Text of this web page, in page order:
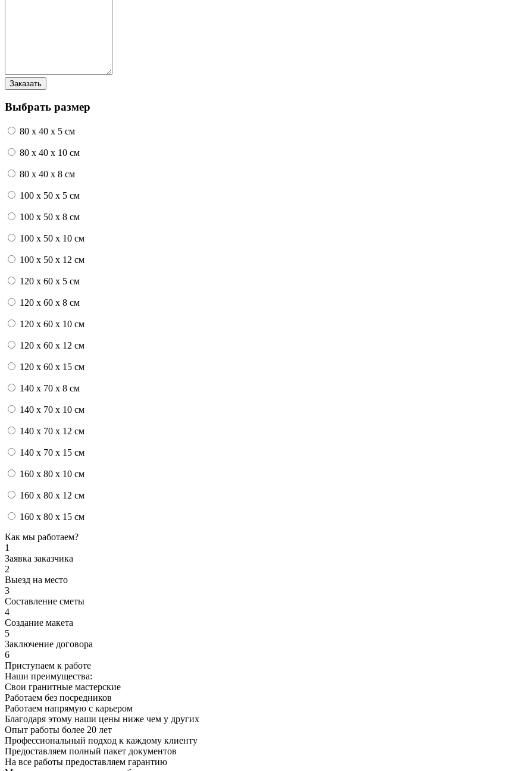
Выбрать размер
80 x 40 x 5 см
80 x 40 x 10 см
80 x 40 x 8 см
100 x 50 x 5 см
100 х 50 х 8 см
100 x 50 x 10 см
100 x 50 x 12 см
120 x 60 x 5 см
120 x 60 x 8 см
120 x 60 x 10 см
120 x 60 x 12 см
120 x 60 x 15 см
140 x 70 x 8 см
140 x 70 x 10 см
140 x 70 x 12 см
140 x 70 x 15 см
160 x 80 x 10 см
160 x 80 x 12 см
160 x 80 x 15 см
Как мы работаем?
1
Заявка заказчика
2
Выезд на место
3
Составление сметы
4
Создание макета
5
Заключение договора
6
Приступаем к работе
Наши преимущества:
Свои гранитные мастерские
Работаем без посредников
Работаем напрямую с карьером
Благодаря этому наши цены ниже чем у других
Опыт работы более 20 лет
Профессиональный подход к каждому клиенту
Предоставляем полный пакет документов
На все работы предоставляем гарантию